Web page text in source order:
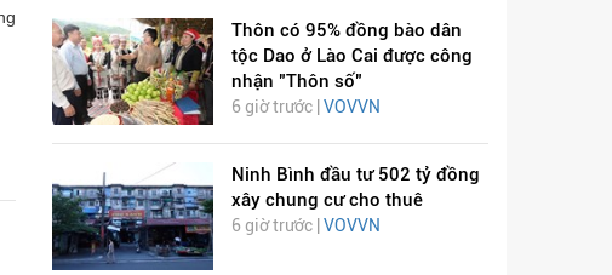
Thôn có 95% đồng bào dân
tộc Dao ở Lào Cai được công
nhận "Thôn số"
6 giờ trước | VOVVN
Ninh Bình đầu tư 502 tỷ đồng
xây chung cư cho thuê
6 giờ trước | VOVVN